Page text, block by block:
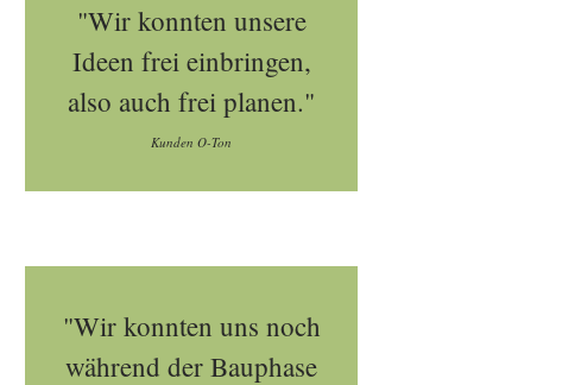
"Wir konnten unsere
Ideen frei einbringen,
also auch frei planen."
Kunden O-Ton
"Wir konnten uns noch
während der Bauphase